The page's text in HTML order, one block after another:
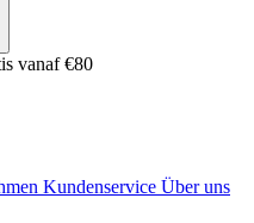
vanaf €80
Kundenservice Über uns